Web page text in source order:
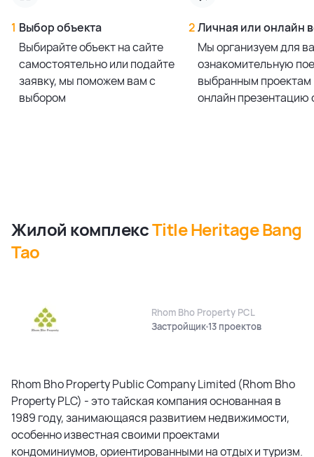
1 Выбор объекта
Выбирайте объект на сайте
самостоятельно или подайте
заявку, мы поможем вам с
выбором
2Личная или онлайн
Мы организуем для
ознакомительную
выбранным проектам
онлайн презентацию
Жилой комплексTitle Heritage Bang
Tao
Rhom Bho Property PCL
Застройщик13 проектов
Rhom Bho Property Public Company Limited (Rhom Bho
Property PLC) - это тайская компания основанная в
1989 году, занимающаяся развитием недвижимости,
особенно известная своими проектами
кондоминиумов, ориентированными на отдых и туризм.